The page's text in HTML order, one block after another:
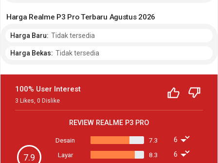
Harga Realme P3 Pro Terbaru Agustus 2026
Harga Baru: Tidak tersedia
Harga Bekas: Tidak tersedia
100% User Interest
3 Likes 0 Dislike
REVIEW REALME P3 PRO
7.9
Desain
7.3
Layar
8.3